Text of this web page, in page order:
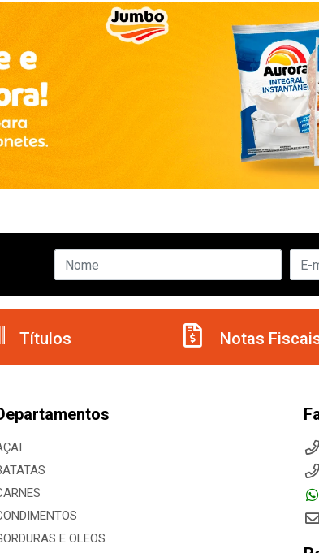
Títulos Notas
E OLEOS